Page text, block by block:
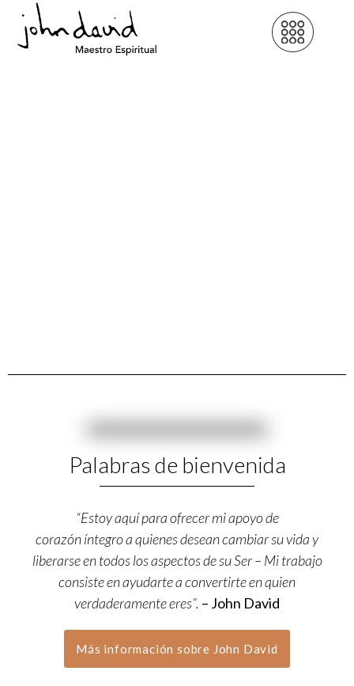
Palabras de bienvenida
“Estoy aquí para ofrecer mi apoyo de
corazóníntegro a quienes desean cambiar su vida y
liberarse en todos los aspectos de su Ser – Mi trabajo
consiste en ayudarte a convertirte en quien
verdaderamente eres”. – John David
Más información sobre John David